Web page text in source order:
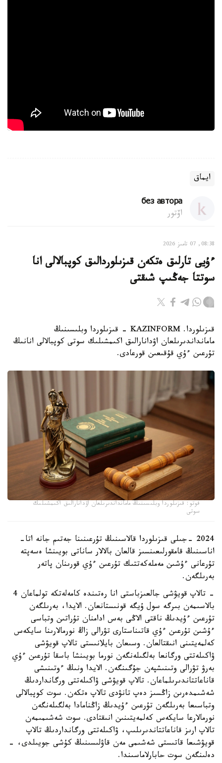
ايماق
без автора
اۆتور
08:38, 07 تامىز 2026
ءۇيى تارلىق ەتكەن قىزىلوردالىق كوپبالالى انا
سوتتا جەڭىپ شىقتى
قىزىلوردا. KAZINFORM - قىزىلوردا وبلىسىنىڭ
مامانداندىرىلعان اۋدانارالىق اكىمشىلىك سوتى كوپبالالى انانىڭ
تۇرعىن ءۇي قۇقىعىن قورعادى.
فوتو: قىزىلوردا وبلىسىنىڭ مامانداندىرىلعان اۋدانارالىق اكىمشىلىك
سوتى
2024 -جىلى قىزىلوردا قالاسىنىڭ تۇرعىنىنا جەتىم جانە اتا-
اناسىنىڭ قامقورلىعىنسىز قالعان بالالار ساناتى بويىنشا ەسەپتە
تۇرعانى ءۇشىن مەملەكەتتىك تۇرعىن ءۇي قورىنان پاتەر
بەرىلگەن.
- تالاپ قويۋشى جالعىزباستى انا رەتىندە كامەلەتكە تولماعان 4
بالاسىمەن بىرگە سول ۇيگە قونىستانعان. الايدا، بەرىلگەن
تۇرعىن ءۇيدىڭ ناقتى الاڭى بەس ادامنان تۇراتىن وتباسى
ءۇشىن تۇرعىن ءۇي قاتىناستارى تۋرالى زاڭ نورمالارىنا سايكەس
كەلمەيتىنى انىقتالعان. وسىعان بايلانىستى تالاپ قويۋشى
ۋاكىلەتتى ورگانعا بەلگىلەنگەن نورما بويىنشا باسقا تۇرعىن ءۇي
بەرۋ تۋرالى وتىنىشپەن جۇگىنگەن. الايدا ونىڭ ءوتىنىشى
قاناعاتتاندىرىلماعان. تالاپ قويۋشى ۋاكىلەتتى ورگانداردىڭ
شەشىمدەرىن زاڭسىز دەپ تانۋدى تالاپ ەتكەن. سوت كوپبالالى
وتباسىعا بەرىلگەن تۇرعىن ءۇيدىڭ زاڭنامادا بەلگىلەنگەن
نورمالارعا سايكەس كەلمەيتىنىن انىقتادى. سوت شەشىمىمەن
تالاپ ارىز قاناعاتتاندىرىلىپ، ۋاكىلەتتى ورگانداردىڭ تالاپ
قويۋشىعا قاتىستى شەشىمى مەن قاۋلىسىنىڭ كۇشى جويىلدى، -
دەلىنگەن سوت حابارلاماسىندا.